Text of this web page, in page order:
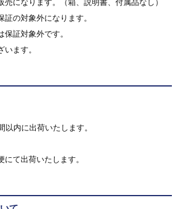
売になります。（箱、説明書、付属品なし）
の対象外になります。
証対象外です。
ます。
以内に出荷いたします。
にて出荷いたします。